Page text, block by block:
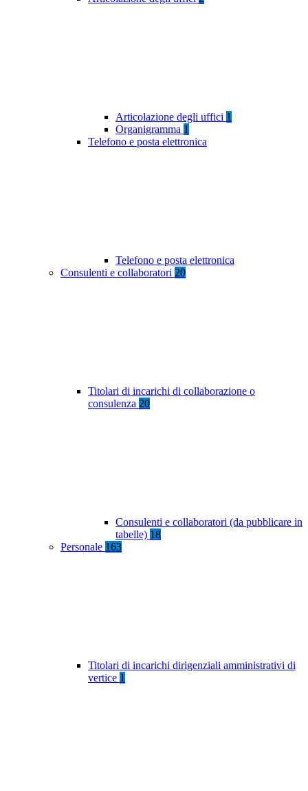
Articolazione degli uffici 1
Organigramma 1
Telefono e posta elettronica
Telefono e posta elettronica
Consulenti e collaboratori 20
Titolari di incarichi di collaborazione o
consulenza 20
Consulenti e collaboratori (da pubblicare in
tabelle) 18
Personale 163
Titolari di incarichi dirigenziali amministrativi di
vertice 1